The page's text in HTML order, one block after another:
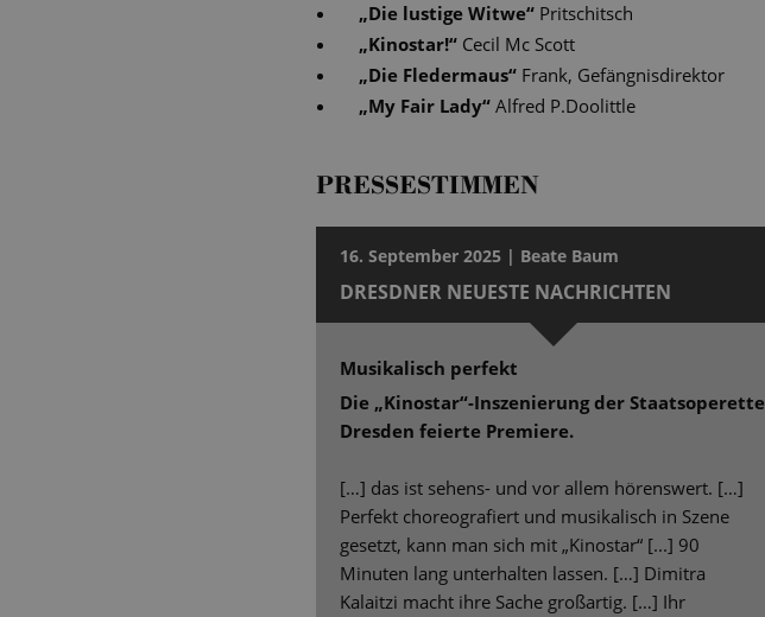
„Die lustige Witwe“ Pritschitsch
„Kinostar!“ Cecil Mc Scott
„Die Fledermaus“ Frank, Gefängnisdirektor
„My Fair Lady“ Alfred P.Doolittle
PRESSESTIMMEN
16. September 2025 | Beate Baum
DRESDNER NEUESTE NACHRICHTEN
Musikalisch perfekt
Die „Kinostar“-Inszenierung der Staatsoperette
Dresden feierte Premiere.
[…] das ist sehens- und vor allem hörenswert. […]
Perfekt choreografiert und musikalisch in Szene
gesetzt, kann man sich mit „Kinostar“ [...] 90
Minuten lang unterhalten lassen. […] Dimitra
Kalaitzi macht ihre Sache großartig. […] Ihr